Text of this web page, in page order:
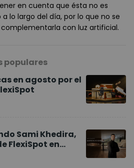
en cuenta que ésta no es
lo largo del día, por lo que no se
con luz artificial.
populares
en agosto por el
Sami Khedira,
FlexiSpot en